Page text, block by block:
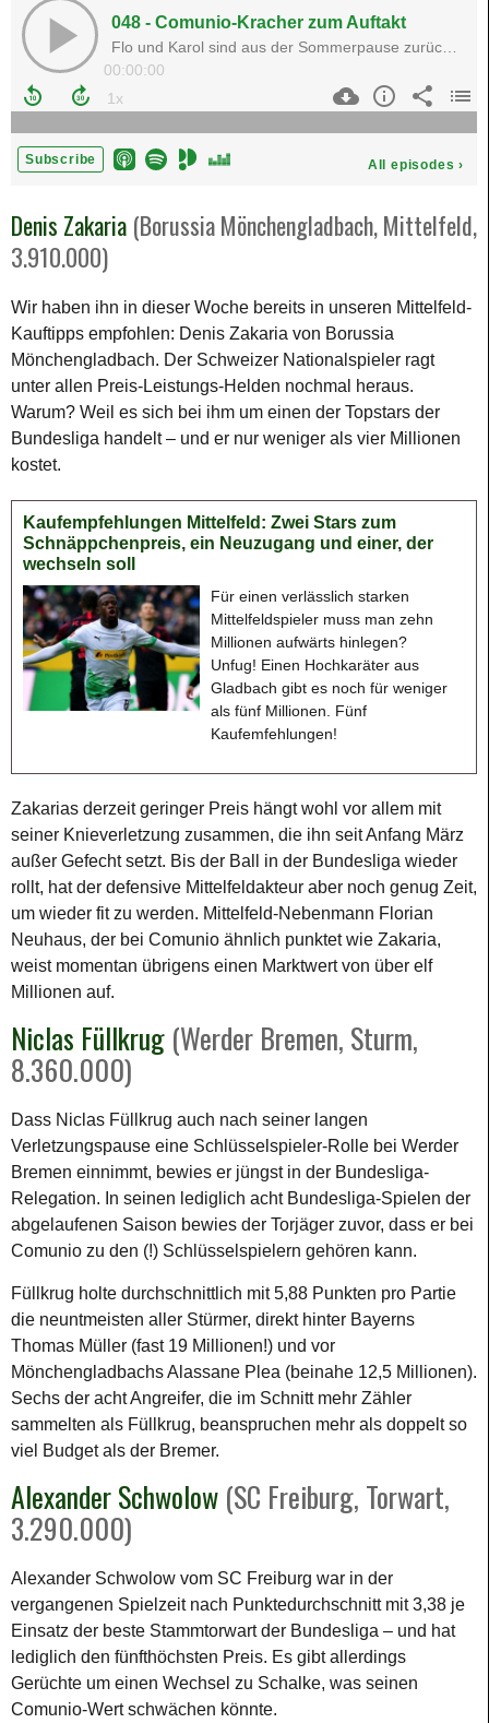
Denis Zakaria (Borussia Mönchengladbach, Mittelfeld,
3.910.000)
Wir haben ihn in dieser Woche bereits in unseren Mittelfeld-
Kauftipps empfohlen: Denis Zakaria von Borussia
Mönchengladbach. Der Schweizer Nationalspieler ragt
unter allen Preis-Leistungs-Helden nochmal heraus.
Warum? Weil es sich bei ihm um einen der Topstars der
Bundesliga handelt – und er nur weniger als vier Millionen
kostet.
Kaufempfehlungen Mittelfeld: Zwei Stars zum
Schnäppchenpreis, ein Neuzugang und einer, der
wechseln soll
Für einen verlässlich starken
Mittelfeldspieler muss man zehn
Millionen aufwärts hinlegen?
Unfug! Einen Hochkaräter aus
Gladbach gibt es noch für weniger
als fünf Millionen. Fünf
Kaufemfehlungen!
Zakarias derzeit geringer Preis hängt wohl vor allem mit
seiner Knieverletzung zusammen, die ihn seit Anfang März
außer Gefecht setzt. Bis der Ball in der Bundesliga wieder
rollt, hat der defensive Mittelfeldakteur aber noch genug Zeit,
um wieder fit zu werden. Mittelfeld-Nebenmann Florian
Neuhaus, der bei Comunio ähnlich punktet wie Zakaria,
weist momentan übrigens einen Marktwert von über elf
Millionen auf.
Niclas Füllkrug (Werder Bremen, Sturm,
8.360.000)
Dass Niclas Füllkrug auch nach seiner langen
Verletzungspause eine Schlüsselspieler-Rolle bei Werder
Bremen einnimmt, bewies er jüngst in der Bundesliga-
Relegation. In seinen lediglich acht Bundesliga-Spielen der
abgelaufenen Saison bewies der Torjäger zuvor, dass er bei
Comunio zu den (!) Schlüsselspielern gehören kann.
Füllkrug holte durchschnittlich mit 5,88 Punkten pro Partie
die neuntmeisten aller Stürmer, direkt hinter Bayerns
Thomas Müller (fast 19 Millionen!) und vor
Mönchengladbachs Alassane Plea (beinahe 12,5 Millionen).
Sechs der acht Angreifer, die im Schnitt mehr Zähler
sammelten als Füllkrug, beanspruchen mehr als doppelt so
viel Budget als der Bremer.
Alexander Schwolow (SC Freiburg, Torwart,
3.290.000)
Alexander Schwolow vom SC Freiburg war in der
vergangenen Spielzeit nach Punktedurchschnitt mit 3,38 je
Einsatz der beste Stammtorwart der Bundesliga – und hat
lediglich den fünfthöchsten Preis. Es gibt allerdings
Gerüchte um einen Wechsel zu Schalke, was seinen
Comunio-Wert schwächen könnte.